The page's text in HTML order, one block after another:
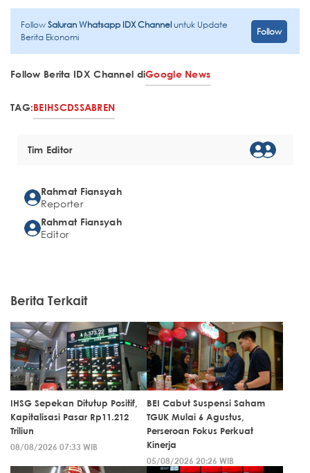
FollowSaluran Whatsapp IDX Channeluntuk Update
Berita Ekonomi
Follow
Follow Berita IDX Channel diGoogle News
TAG:BEIHSCDSSABREN
Tim Editor
Rahmat Fiansyah
Reporter
Rahmat Fiansyah
Editor
Berita Terkait
IHSG Sepekan Ditutup Positif,
Kapitalisasi Pasar Rp11.212
Triliun
08/08/2026 07:33 WIB
BEI Cabut Suspensi Saham
TGUK Mulai 6 Agustus,
Perseroan Fokus Perkuat
Kinerja
05/08/2026 20:26 WIB